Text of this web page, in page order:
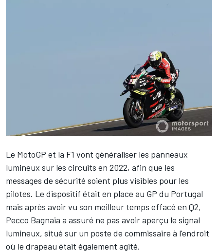
Le MotoGP et la F1 vont généraliser les panneaux
lumineux sur les circuits en 2022, afin que les
messages de sécurité soient plus visibles pour les
pilotes. Le dispositif était en place au GP du Portugal
mais après avoir vu son meilleur temps effacé en Q2,
Pecco Bagnaia a assuré ne pas avoir aperçu le signal
lumineux, situé sur un poste de commissaire à l'endroit
où le drapeau était également agité.